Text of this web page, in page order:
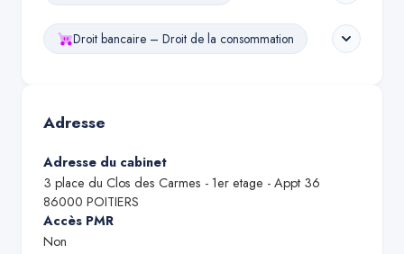
Droit bancaire – Droit de la consommation
Adresse
Adresse du cabinet
3 place du Clos des Carmes - 1er etage - Appt 36
86000 POITIERS
Accès PMR
Non